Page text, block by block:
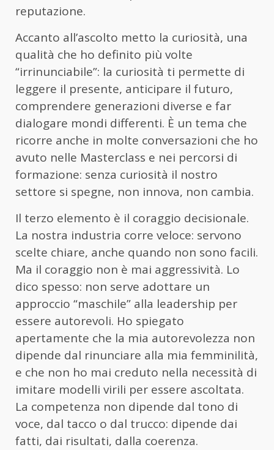
reputazione.
Accanto all’ascolto metto la curiosità, una
qualità che ho definito più volte
“irrinunciabile”: la curiosità ti permette di
leggere il presente, anticipare il futuro,
comprendere generazioni diverse e far
dialogare mondi differenti. È un tema che
ricorre anche in molte conversazioni che ho
avuto nelle Masterclass e nei percorsi di
formazione: senza curiosità il nostro
settore si spegne, non innova, non cambia.
Il terzo elemento è il coraggio decisionale.
La nostra industria corre veloce: servono
scelte chiare, anche quando non sono facili.
Ma il coraggio non è mai aggressività. Lo
dico spesso: non serve adottare un
approccio “maschile” alla leadership per
essere autorevoli. Ho spiegato
apertamente che la mia autorevolezza non
dipende dal rinunciare alla mia femminilità,
e che non ho mai creduto nella necessità di
imitare modelli virili per essere ascoltata.
La competenza non dipende dal tono di
voce, dal tacco o dal trucco: dipende dai
fatti, dai risultati, dalla coerenza.